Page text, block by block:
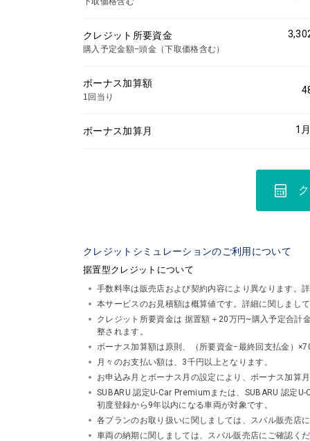
クレジット所要資金
購入予定金額−頭金（下取価格含む）
ボーナス加算額
1回当り
ボーナス加算月 1
クレジットシミュレーションのご利用について
据置型クレジットについて
手数料率は販売店および契約内容により異なります。
本サービスのお見積額は概算値です。詳細に関しまし
クレジット所要資金は 据置額＋20万円~購入予定合計
整されます。
ボーナス加算額は原則、（所要資金−最終回支払金）
月々のお支払い額は、3千円以上となります。
お申込み月とボーナス月の設定により、ボーナス加算
SUBARU 認定U-Car Premiumまたは、SUBARU 認定
初度登録から9年以内になる車両が対象です。
各プランのお取り扱いに関しましては、スバル販売店
車両の納期に関しましては、スバル販売店にご確認く